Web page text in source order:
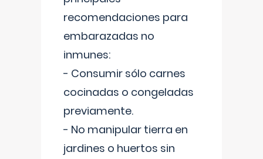
recomendaciones para
embarazadas no
inmunes:
- Consumir sólo carnes
cocinadas o congeladas
previamente.
- No manipular tierra en
jardines o huertos sin